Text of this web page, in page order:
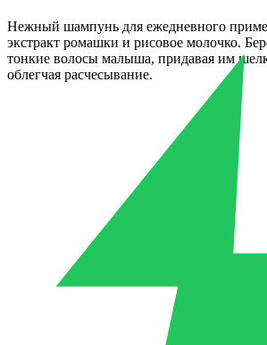
Нежный шампунь для ежедневного
экстракт ромашки и рисовое молочко.
тонкие волосы малыша, придавая им
облегчая расчесывание.